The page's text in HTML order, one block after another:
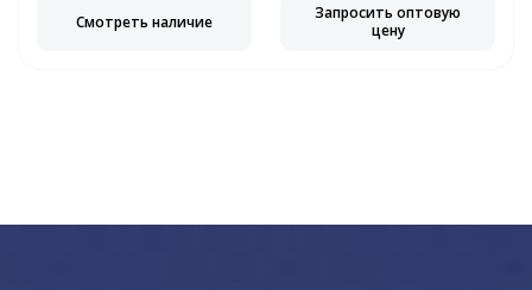
Смотреть наличие
Запросить оптовую
цену